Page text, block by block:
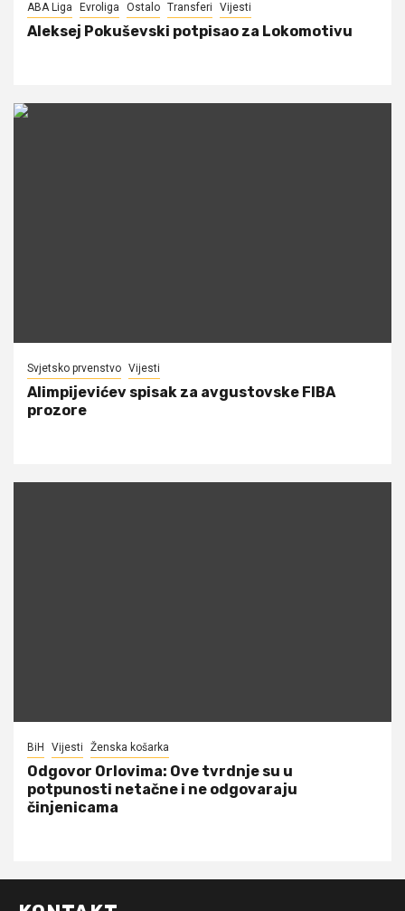
ABA Liga Evroliga Ostalo Transferi Vijesti
Aleksej Pokuševski potpisao za Lokomotivu
Svjetsko prvenstvo Vijesti
Alimpijevićev spisak za avgustovske FIBA
prozore
BiH Vijesti Ženska košarka
Odgovor Orlovima: ​Ove tvrdnje su u
potpunosti netačne i ne odgovaraju
činjenicama